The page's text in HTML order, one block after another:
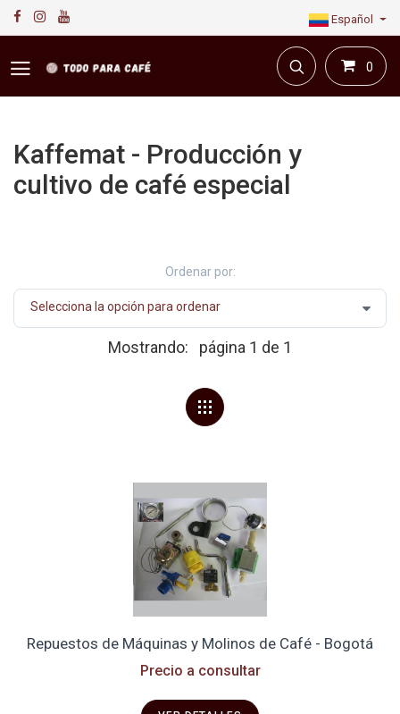
Español
0
Kaffemat - Producción y
cultivo de café especial
Ordenar por:
Mostrando: página 1 de 1
Repuestos de Máquinas y Molinos de Café - Bogotá
Precio a consultar